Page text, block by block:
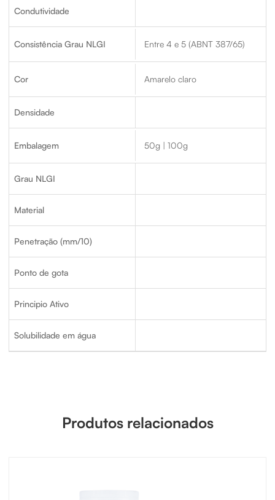
Condutividade
Consistência Grau NLGI Entre 4 e 5 (ABNT 387/65)
Cor Amarelo claro
Densidade
Embalagem 50g | 100g
Grau NLGI
Material
Penetração (mm/10)
Ponto de gota
Principio Ativo
Solubilidade em água
Produtos relacionados